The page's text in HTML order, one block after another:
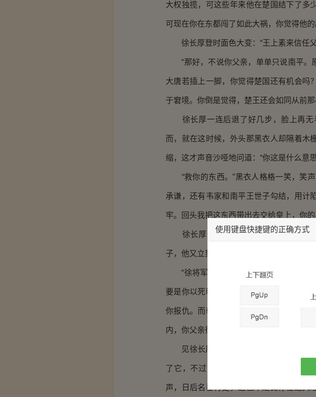
大权独揽，可这些年来他在楚国结下了多
可现在你在东都闯了如此大祸，你觉得他
徐长厚登时面色大变：“王上素来信任父
“那好，不说你父亲，单单只说南平。
大唐若插上一脚，你觉得楚国还有机会吗
于窘境。你倒是觉得，楚王还会如同从前
徐长厚一连后退了好几步，脸上再无
而，就在这时候，外头那黑衣人却隔着木
缩，这才声音沙哑地问道：“你这是什么意
“救你的东西。”黑衣人格格一笑，笑声
承谦，还有韦家和南平王世子勾结，用计
牢。回头我把这东西带出去交给皇上，你
徐长厚仿佛是溺水的人抓到了一根救
子，他又立刻警醒了过来：“血书我自然可
“徐将军还不明白么？要知道，你若是
要是你以死明志，那就不一样了。楚国使
你报仇。而朝中舆论，自然也会偏向于身
内，你父亲徐相必定心怀悲愤，楚王必定
见徐长厚面色大变，但最终还是上前捡
了它，不过是片刻的痛楚，换来的却是
声，日后名垂青史，这岂不是比你在这大
使用键盘快捷键的正确方式